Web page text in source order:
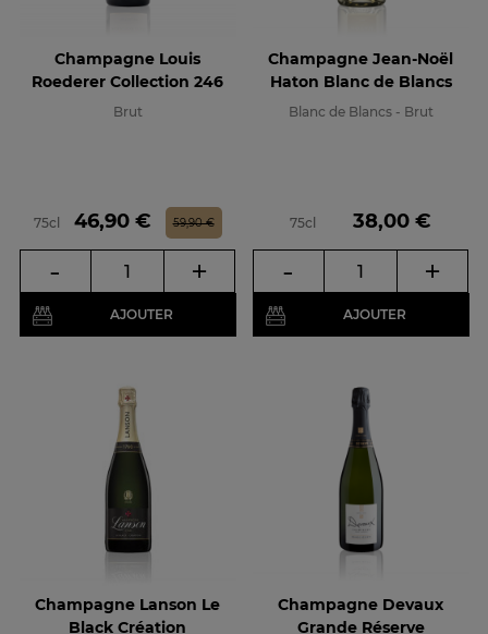
Champagne Louis
Roederer Collection 246
Brut
75cl Prix
46,90 €Prix de base
59,90 €
- +
AJOUTER
Champagne Jean-Noël
Haton Blanc de Blancs
Blanc de Blancs - Brut
75cl Prix
38,00 €
- +
AJOUTER
Champagne Lanson Le
Black Création
Champagne Devaux
Grande Réserve